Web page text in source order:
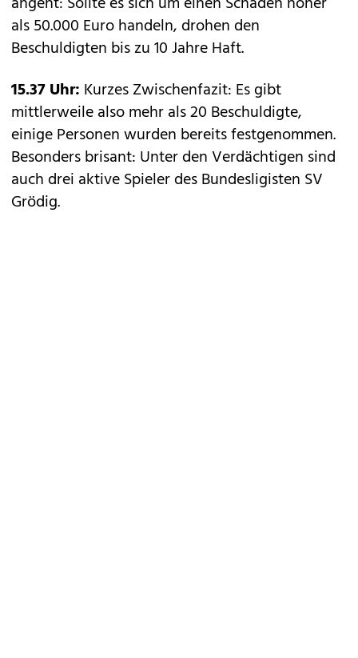
als 50.000 Euro handeln, drohen den
Beschuldigten bis zu 10 Jahre Haft.
15.37 Uhr: Kurzes Zwischenfazit: Es gibt
mittlerweile also mehr als 20 Beschuldigte,
einige Personen wurden bereits festgenommen.
Besonders brisant: Unter den Verdächtigen sind
auch drei aktive Spieler des Bundesligisten SV
Grödig.